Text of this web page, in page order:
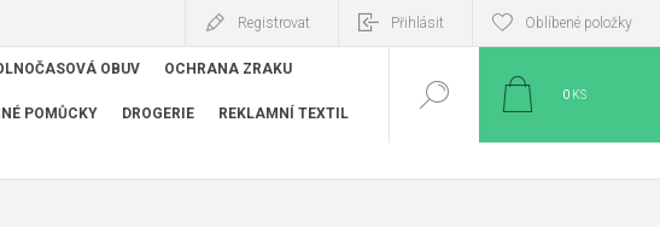
Registrovat Přihlásit Oblíbené položky
OBUV OCHRANA ZRAKU
POMŮCKY DROGERIE REKLAMNÍ TEXTIL
0 KS